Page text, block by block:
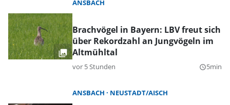
ANSBACH
Brachvögel in Bayern: LBV freut sich
über Rekordzahl an Jungvögeln im
Altmühltal
vor 5 Stunden query_builder5min
ANSBACH NEUSTADT/AISCH